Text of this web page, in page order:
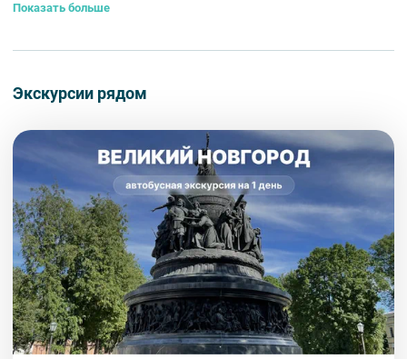
Новгорода. В 1119 году здесь построили величественный Георгиевский
мать и брата Александра Невского. Когда-то храм был украшен
Сегодня Юрьев монастырь открыт для посетителей, и вход на его
территорию бесплатный. От него легко дойти до другой важной
достопримечательности — музея деревянного зодчества
«Витославлицы». Но учтите: монастырь большой, а его история —
настоящая мозаика событий и фактов. Можно гулять самостоятельно,
но есть риск упустить что-то важное. С нашим гидом вы пройдете по
территории монастыря, узнаете удивительные детали и сможете
оценить его величие.
Показать больше
Экскурсии рядом